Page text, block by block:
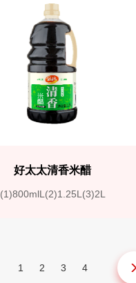
好太太清香米醋
(1)800mlL(2)1.25L(3)2L
1 2 3 4